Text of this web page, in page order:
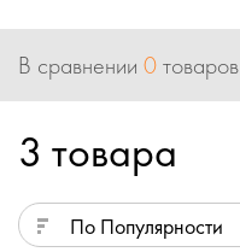
В сравнении 0товаров
3 товара
По Популярности